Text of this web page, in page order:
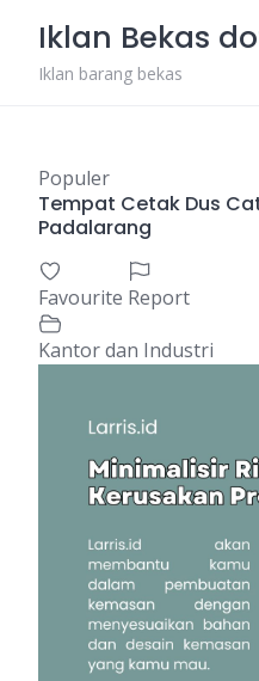
content
Iklan Bekas
Iklan barang bekas
Populer
Tempat Cetak Dus
Padalarang
Favourite Report
Kantor dan Industri